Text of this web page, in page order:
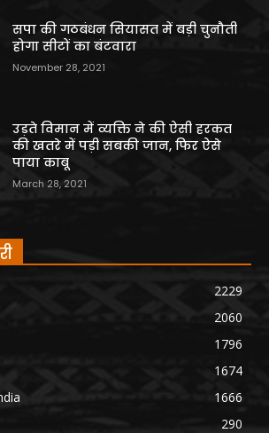
सपा की गठबंधन सियासत में बड़ी चुनौती
होगा सीटों का बंटवारा
November 28, 2021
उड़ते विमान में व्यक्ति ने की ऐसी हरकत
की खतरे में पड़ी सबकी जान, फिर ऐसे
पाया काबू
March 28, 2021
2229
2060
1796
1674
1666
290